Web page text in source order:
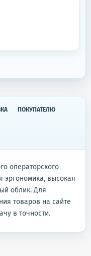
ПОКУПАТЕЛЮ
операторского
эргономика, высокая
облик. Для
товаров на сайте
в точности.